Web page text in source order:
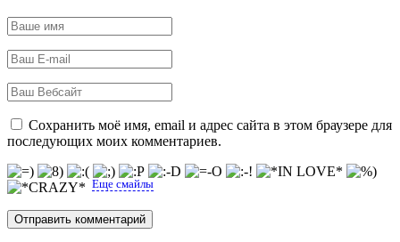
Сохранить моё имя, email и адрес сайта в этом браузере для
последующих моих комментариев.
Еще смайлы